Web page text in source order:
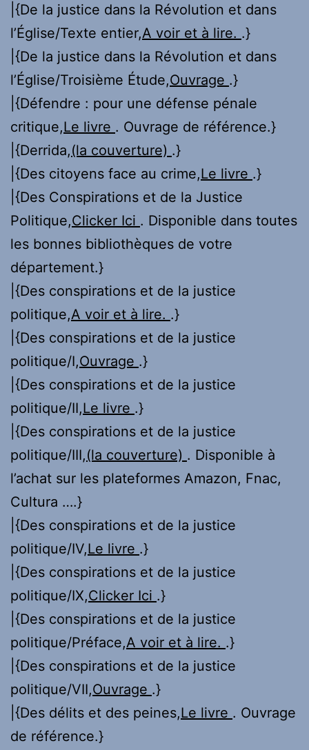
|{De la justice dans la Révolution et dans
l’Église/Texte entier,A voir et à lire. .}
|{De la justice dans la Révolution et dans
l’Église/Troisième Étude,Ouvrage .}
|{Défendre : pour une défense pénale
critique,Le livre . Ouvrage de référence.}
|{Derrida,(la couverture) .}
|{Des citoyens face au crime,Le livre .}
|{Des Conspirations et de la Justice
Politique,Clicker Ici . Disponible dans toutes
les bonnes bibliothèques de votre
département.}
|{Des conspirations et de la justice
politique,A voir et à lire. .}
|{Des conspirations et de la justice
politique/I,Ouvrage .}
|{Des conspirations et de la justice
politique/II,Le livre .}
|{Des conspirations et de la justice
politique/III,(la couverture) . Disponible à
l’achat sur les plateformes Amazon, Fnac,
Cultura ….}
|{Des conspirations et de la justice
politique/IV,Le livre .}
|{Des conspirations et de la justice
politique/IX,Clicker Ici .}
|{Des conspirations et de la justice
politique/Préface,A voir et à lire. .}
|{Des conspirations et de la justice
politique/VII,Ouvrage .}
|{Des délits et des peines,Le livre . Ouvrage
de référence.}